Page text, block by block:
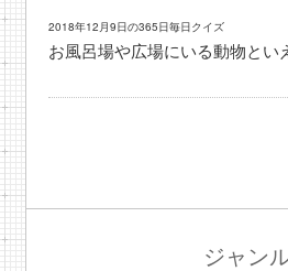
2018年12月9日の365日毎日クイズ
お風呂場や広場にいる動物とい
ジャン